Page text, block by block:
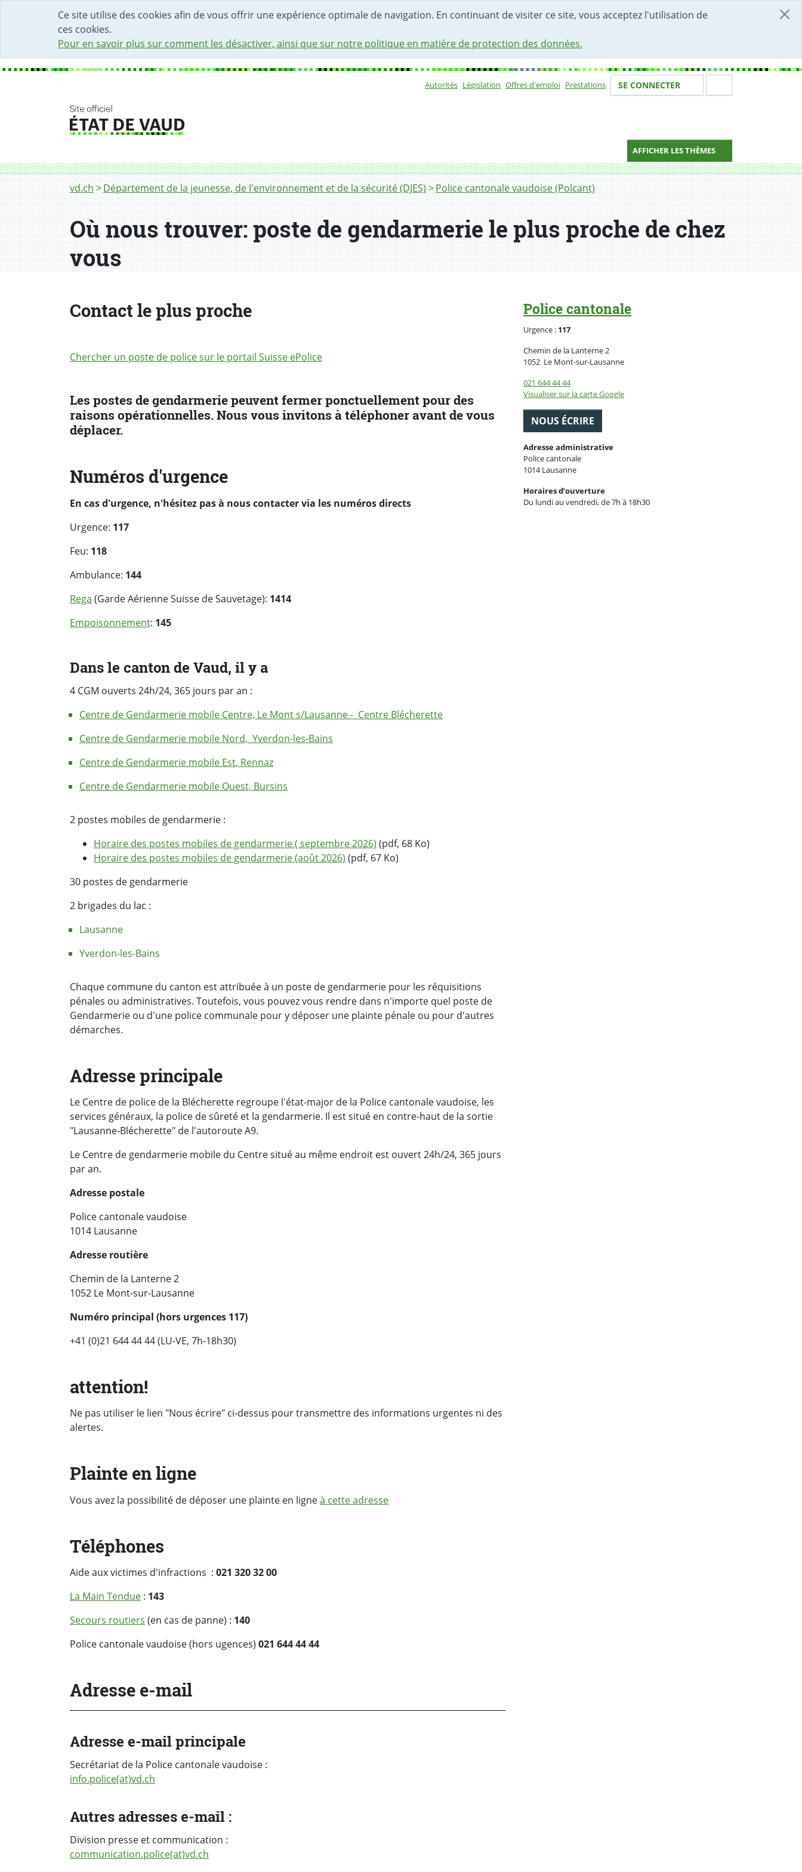
Ce site utilise des cookies afin de vous offrir une expérience optimale de navigation. En continuant de visiter ce site, vous acceptez l'utilisation de
ces cookies.
Pour en savoir plus sur comment les désactiver, ainsi que sur notre politique en matière de protection des données.
DÉBUT DU CONTENU DE LA PAGE
ACCÈS AU CHAMP DE RECHERCHE
PAGE D'ACCUEIL
FORMULAIRE DE CONTACT
Autorités Législation Offres d'emploi Prestations Votre identité
SE CONNECTER
AFFICHER LES THÈMES
Fil d'Ariane
vd.ch Département de la jeunesse, de l'environnement et de la sécurité (DJES) Police cantonale vaudoise (Polcant)
Où nous trouver
Où nous trouver: poste de gendarmerie le plus proche de chez
vous
Contact le plus proche
Chercher un poste de police sur le portail Suisse ePolice
Les postes de gendarmerie peuvent fermer ponctuellement pour des
raisons opérationnelles. Nous vous invitons à téléphoner avant de vous
déplacer.
Numéros d'urgence
En cas d'urgence, n'hésitez pas à nous contacter via les numéros directs
Urgence: 117
Feu: 118
Ambulance: 144
Rega (Garde Aérienne Suisse de Sauvetage): 1414
Empoisonnement: 145
Dans le canton de Vaud, il y a
4 CGM ouverts 24h/24, 365 jours par an :
Centre de Gendarmerie mobile Centre, Le Mont s/Lausanne - Centre Blécherette
Centre de Gendarmerie mobile Nord, Yverdon-les-Bains
Centre de Gendarmerie mobile Est, Rennaz
Centre de Gendarmerie mobile Ouest, Bursins
2 postes mobiles de gendarmerie :
Horaire des postes mobiles de gendarmerie ( septembre 2026) (pdf, 68 Ko)
Horaire des postes mobiles de gendarmerie (août 2026) (pdf, 67 Ko)
30 postes de gendarmerie
2 brigades du lac :
Lausanne
Yverdon-les-Bains
Chaque commune du canton est attribuée à un poste de gendarmerie pour les réquisitions
pénales ou administratives. Toutefois, vous pouvez vous rendre dans n'importe quel poste de
Gendarmerie ou d'une police communale pour y déposer une plainte pénale ou pour d'autres
démarches.
Adresse principale
Le Centre de police de la Blécherette regroupe l'état-major de la Police cantonale vaudoise, les
services généraux, la police de sûreté et la gendarmerie. Il est situé en contre-haut de la sortie
"Lausanne-Blécherette" de l'autoroute A9.
Le Centre de gendarmerie mobile du Centre situé au même endroit est ouvert 24h/24, 365 jours
par an.
Adresse postale
Police cantonale vaudoise
1014 Lausanne
Adresse routière
Chemin de la Lanterne 2
1052 Le Mont-sur-Lausanne
Numéro principal (hors urgences 117)
+41 (0)21 644 44 44 (LU-VE, 7h-18h30)
attention!
Ne pas utiliser le lien "Nous écrire" ci-dessus pour transmettre des informations urgentes ni des
alertes.
Plainte en ligne
Vous avez la possibilité de déposer une plainte en ligneà cette adresse
Téléphones
Aide aux victimes d'infractions : 021 320 32 00
La Main Tendue : 143
Secours routiers (en cas de panne) : 140
Police cantonale vaudoise (hors ugences) 021 644 44 44
Adresse e-mail
Adresse e-mail principale
Secrétariat de la Police cantonale vaudoise :
info.police(at)vd.ch
Autres adresses e-mail :
Division presse et communication :
communication.police(at)vd.ch
Police cantonale
Urgence : 117
Chemin de la Lanterne 2
1052 Le Mont-sur-LausanneSuisse
021 644 44 44
Visualiser sur la carte Google
NOUS ÉCRIRE
Adresse administrative
Police cantonale
1014 Lausanne
Horaires d’ouverture
Du lundi au vendredi, de 7h à 18h30